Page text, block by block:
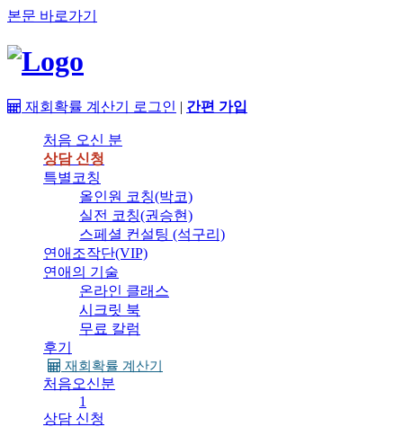
본문 바로가기
재회확률 계산기 로그인 | 간편 가입
처음 오신 분
상담 신청
특별코칭
올인원 코칭(박코)
실전 코칭(권승현)
스페셜 컨설팅 (석구리)
연애조작단(VIP)
연애의 기술
온라인 클래스
시크릿 북
무료 칼럼
후기
재회확률 계산기
처음오신분
1
상담 신청